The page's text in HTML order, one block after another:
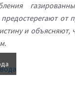
от
и объясняют,